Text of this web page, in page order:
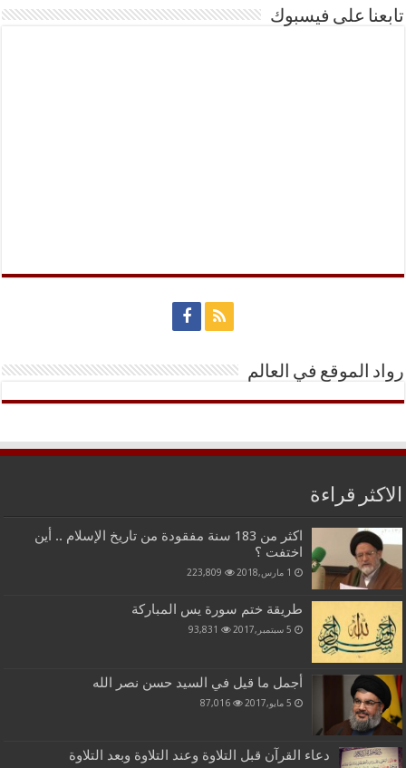
تابعنا على فيسبوك
رواد الموقع في العالم
الاكثر قراءة
اكثر من 183 سنة مفقودة من تاريخ الإسلام .. أين
اختفت ؟
1 مارس,2018 223,809
طريقة ختم سورة يس المباركة
5 سبتمبر,2017 93,831
أجمل ما قيل في السيد حسن نصر الله
5 مايو,2017 87,016
دعاء القرآن قبل التلاوة وعند التلاوة وبعد التلاوة